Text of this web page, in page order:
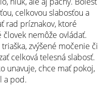
celkovou slabosťou a
rad príznakov, ktoré
nemôže ovládať.
zvýšené močenie či
celková telesná slabosť.
unavuje, chce mať pokoj,
a pod.